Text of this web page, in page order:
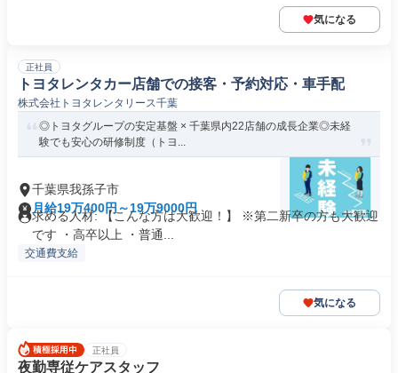
気になる
正社員
トヨタレンタカー店舗での接客・予約対応・車手配
株式会社トヨタレンタリース千葉
◎トヨタグループの安定基盤 × 千葉県内22店舗の成長企業◎未経
験でも安心の研修制度（トヨ...
千葉県我孫子市
月給19万400円～19万9000円
求める人材: 【こんな方は大歓迎！】 ※第二新卒の方も大歓迎
です ・高卒以上 ・普通...
交通費支給
気になる
正社員
夜勤専従ケアスタッフ